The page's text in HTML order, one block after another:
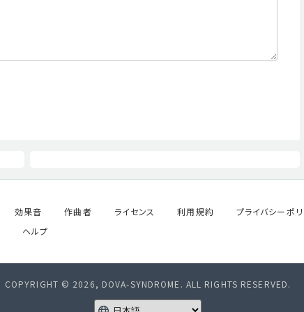
効果音 作曲者 ライセンス 利用規約 プライバシーポ
ヘルプ
COPYRIGHT © 2026, DOVA-SYNDROME. ALL RIGHTS RESERVED.